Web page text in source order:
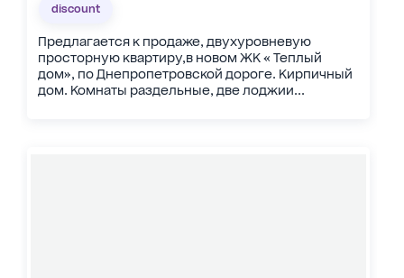
discount
Предлагается к продаже, двухуровневую
просторную квартиру,в новом ЖК « Теплый
дом», по Днепропетровской дороге. Кирпичный
дом. Комнаты раздельные, две лоджии...